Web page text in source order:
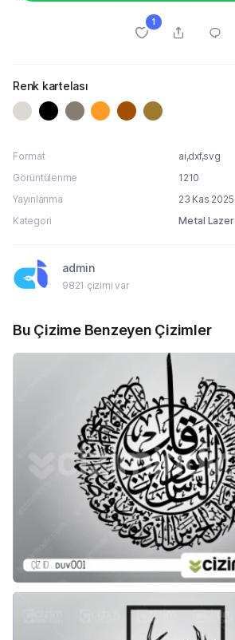
1
Renk kartelası
Format
ai,dxf,svg
Görüntülenme
1210
Yayınlanma
23 Kas 2025
Kategori
Metal Lazer
admin
9821 çizimi var
Bu Çizime Benzeyen Çizimler